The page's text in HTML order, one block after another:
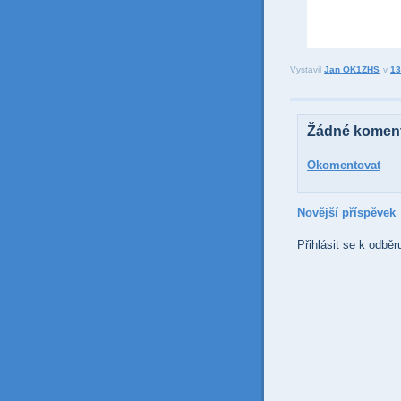
Vystavil Jan OK1ZHS v
Žádné
Okomentovat
Novější příspěvek
Přihlásit se k